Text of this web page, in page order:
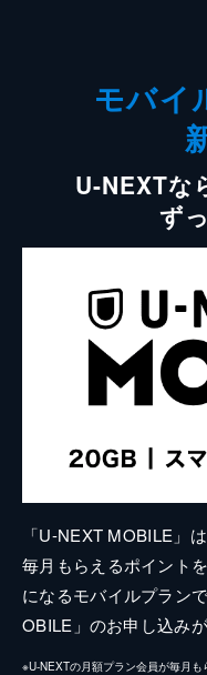
モバイ
U-NEXTな
ず
「U-NEXT MOBILE」
毎月もらえるポイント
になるモバイルプラン
OBILE」のお申し込み
※U-NEXTの月額プラン会員が毎月